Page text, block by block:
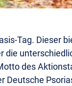
Tag. Dieser
die
des
Deutsche